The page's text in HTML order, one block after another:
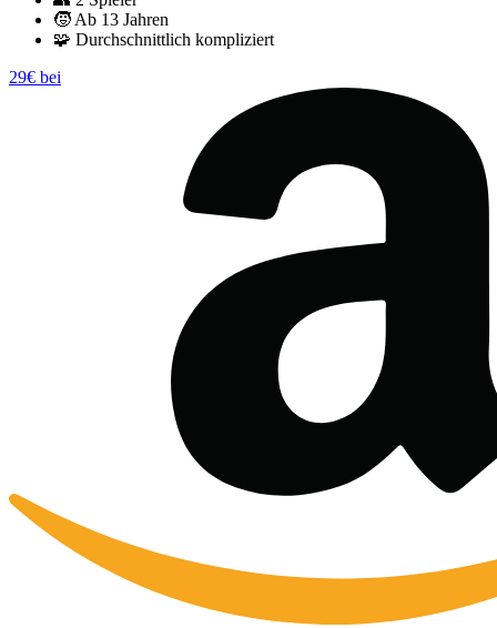
🧒 Ab 13 Jahren
🧩 Durchschnittlich kompliziert
29€ bei